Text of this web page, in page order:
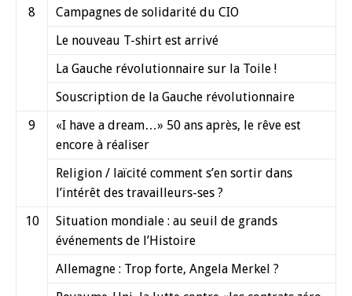
8
Campagnes de solidarité du CIO
Le nouveau T-shirt est arrivé
La Gauche révolutionnaire sur la Toile !
Souscription de la Gauche révolutionnaire
9
«I have a dream…» 50 ans après, le rêve est
encore à réaliser
Religion / laïcité comment s’en sortir dans
l’intérêt des travailleurs-ses ?
10
Situation mondiale : au seuil de grands
événements de l’Histoire
Allemagne : Trop forte, Angela Merkel ?